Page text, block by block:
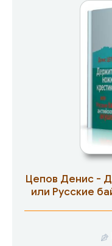
Цепов Денис -
или Русские